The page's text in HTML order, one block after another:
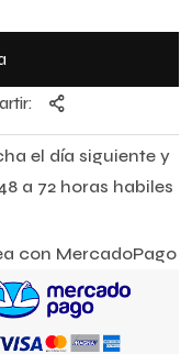
el día siguiente y
a 72 horas habiles
con MercadoPago